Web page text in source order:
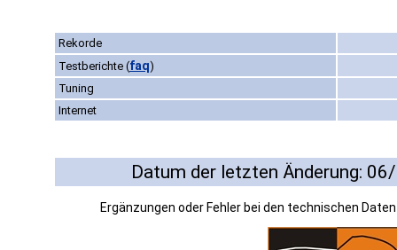
Rekorde
Testberichte (faq)
Tuning
Internet
Datum der letzten Änderung:
Ergänzungen oder Fehler bei den technischen